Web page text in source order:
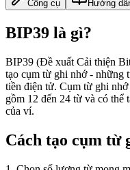
Công cụ Hướng
BIP39 là gì?
BIP39 (Đề xuất Cải thiện
tạo cụm từ ghi nhớ - những
tiền điện tử. Cụm từ ghi
gồm 12 đến 24 từ và có thể
của ví.
Cách tạo cụm từ